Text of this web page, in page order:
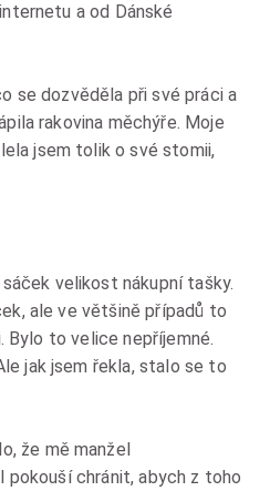
a od Dánské
se dozvěděla při své práci a
rakovina měchýře. Moje
jsem tolik o své stomii,
velikost nákupní tašky.
ale ve většině případů to
Bylo to velice nepříjemné.
jak jsem řekla, stalo se to
že mě manžel
pokouší chránit, abych z toho